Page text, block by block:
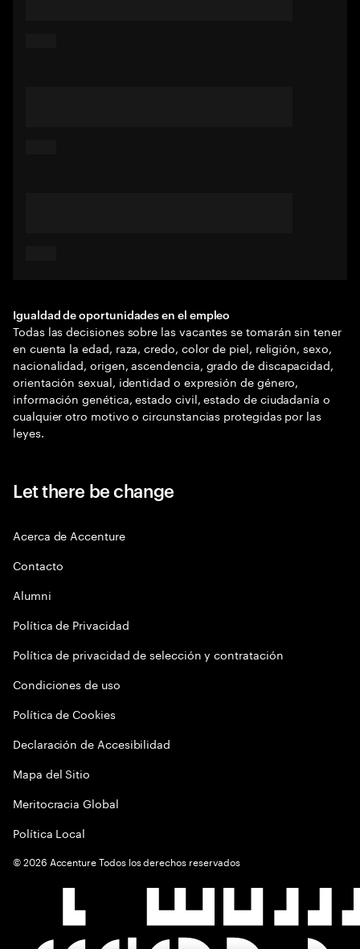
Igualdad de oportunidades en el empleo
Todas las decisiones sobre las vacantes se tomarán sin tener
en cuenta la edad, raza, credo, color de piel, religión, sexo,
nacionalidad, origen, ascendencia, grado de discapacidad,
orientación sexual, identidad o expresión de género,
información genética, estado civil, estado de ciudadanía o
cualquier otro motivo o circunstancias protegidas por las
leyes.
Let there be change
Acerca de Accenture
Contacto
Alumni
Política de Privacidad
Política de privacidad de selección y contratación
Condiciones de uso
Política de Cookies
Declaración de Accesibilidad
Mapa del Sitio
Meritocracia Global
Política Local
©2026 Accenture Todos los derechos reservados